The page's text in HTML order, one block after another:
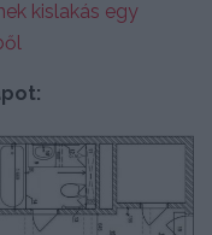
kislakás egy